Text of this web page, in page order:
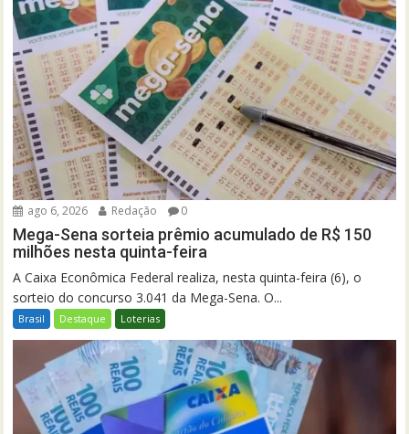
ago 6, 2026 Redação 0
Mega-Sena sorteia prêmio acumulado de R$ 150
milhões nesta quinta-feira
A Caixa Econômica Federal realiza, nesta quinta-feira (6), o
sorteio do concurso 3.041 da Mega-Sena. O...
Brasil Destaque Loterias